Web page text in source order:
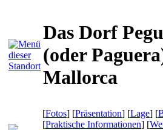
Das Dorf
(oder
Mallorca
[Fotos] [Präsentation] [Lage] [
[Praktische Informationen] [